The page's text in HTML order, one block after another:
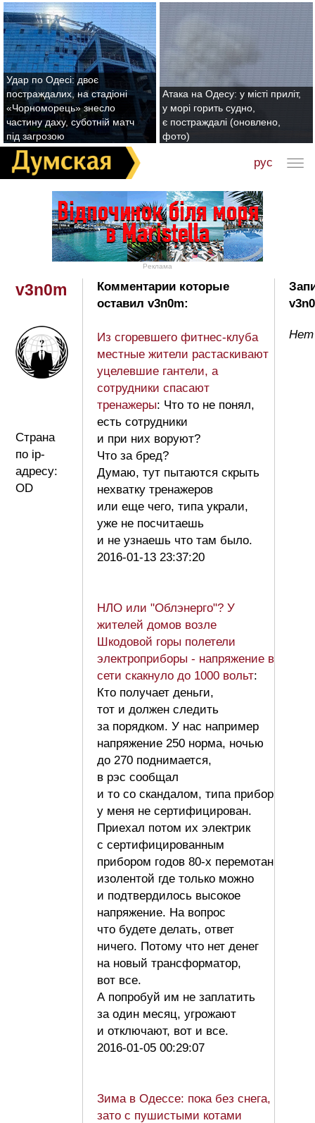
Удар по Одесі: двоє
постраждалих, на стадіоні
«Чорноморець» знесло
частину даху, суботній матч
під загрозою
Атака на Одесу: у місті приліт,
у морі горить судно,
є постраждалі (оновлено,
фото)
рус
Реклама
v3n0m
Страна
по ip-
адресу:
OD
Комментарии которые
оставил v3n0m:
Из сгоревшего фитнес-клуба
местные жители растаскивают
уцелевшие гантели, а
сотрудники спасают
тренажеры: Что то не понял,
есть сотрудники
и при них воруют?
Что за бред?
Думаю, тут пытаются скрыть
нехватку тренажеров
или еще чего, типа украли,
уже не посчитаешь
и не узнаешь что там было.
2016-01-13 23:37:20
НЛО или "Облэнерго"? У
жителей домов возле
Шкодовой горы полетели
электроприборы - напряжение в
сети скакнуло до 1000 вольт:
Кто получает деньги,
тот и должен следить
за порядком. У нас например
напряжение 250 норма, ночью
до 270 поднимается,
в рэс сообщал
и то со скандалом, типа прибор
у меня не сертифицирован.
Приехал потом их электрик
с сертифицированным
прибором годов 80-х перемотан
изолентой где только можно
и подтвердилось высокое
напряжение. На вопрос
что будете делать, ответ
ничего. Потому что нет денег
на новый трансформатор,
вот все.
А попробуй им не заплатить
за один месяц, угрожают
и отключают, вот и все.
2016-01-05 00:29:07
Зима в Одессе: пока без снега,
зато с пушистыми котами
Нет